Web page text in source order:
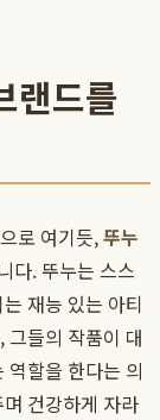
드를
로 여기듯,뚜누
다. 뚜누는 스스
재능 있는 아티
들의 작품이 대
역할을 한다는 의
건강하게 자라